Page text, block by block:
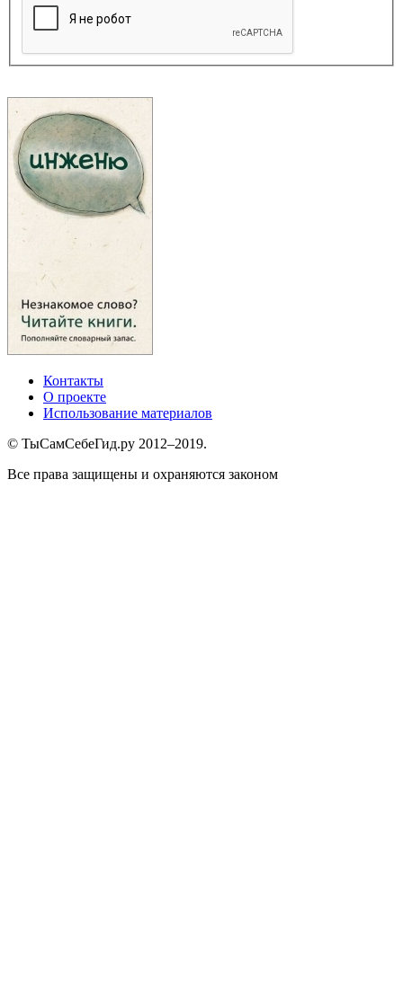
Контакты
О проекте
Использование материалов
© ТыСамСебеГид.ру 2012–2019.
Все права защищены и охраняются законом